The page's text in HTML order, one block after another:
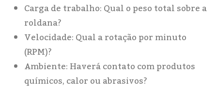
Carga de trabalho: Qual o peso total sobre a
roldana?
Velocidade: Qual a rotação por minuto
(RPM)?
Ambiente: Haverá contato com produtos
químicos, calor ou abrasivos?